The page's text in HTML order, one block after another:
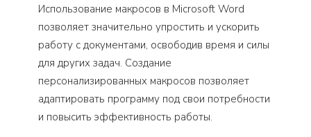
Использование макросов в Microsoft Word
позволяет значительно упростить и ускорить
работу с документами, освободив время и силы
для других задач. Создание
персонализированных макросов позволяет
адаптировать программу под свои потребности
и повысить эффективность работы.